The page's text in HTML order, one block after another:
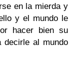
en la mierda y
y el mundo le
hacer bien su
decirle al mundo